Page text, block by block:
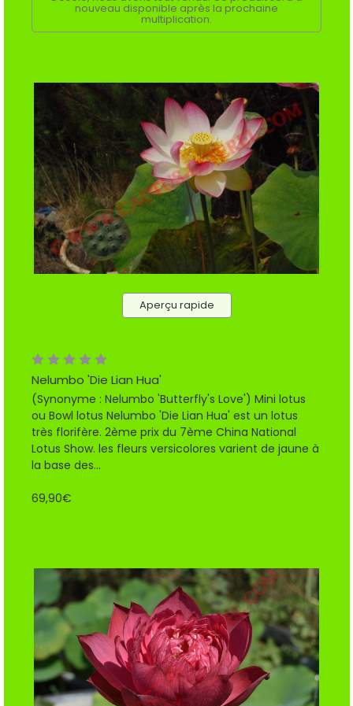
nouveau disponible après la prochaine
multiplication.
Aperçu rapide
Nelumbo 'Die Lian Hua'
(Synonyme : Nelumbo 'Butterfly's Love') Mini lotus
ou Bowl lotus Nelumbo 'Die Lian Hua' est un lotus
très florifère. 2ème prix du 7ème China National
Lotus Show. les fleurs versicolores varient de jaune à
la base des...
69,90€